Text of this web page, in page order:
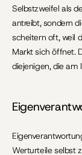
Selbstzweifel als
antreibt, sondern
scheitern oft, weil
Markt sich öffnet.
diejenigen, die am
Werturteile selbst